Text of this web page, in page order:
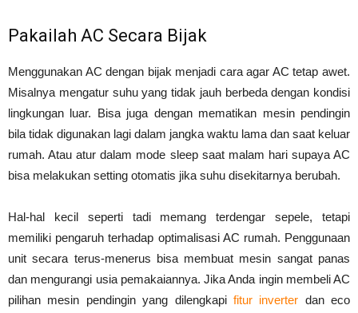
Pakailah AC Secara Bijak
Menggunakan AC dengan bijak menjadi cara agar AC tetap awet.
Misalnya mengatur suhu yang tidak jauh berbeda dengan kondisi
lingkungan luar. Bisa juga dengan mematikan mesin pendingin
bila tidak digunakan lagi dalam jangka waktu lama dan saat keluar
rumah. Atau atur dalam mode sleep saat malam hari supaya AC
bisa melakukan setting otomatis jika suhu disekitarnya berubah.
Hal-hal kecil seperti tadi memang terdengar sepele, tetapi
memiliki pengaruh terhadap optimalisasi AC rumah. Penggunaan
unit secara terus-menerus bisa membuat mesin sangat panas
dan mengurangi usia pemakaiannya. Jika Anda ingin membeli AC
pilihan mesin pendingin yang dilengkapi fitur inverter dan eco